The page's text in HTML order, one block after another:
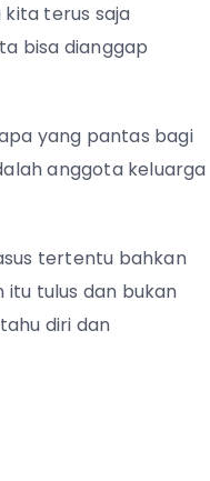
kita terus saja
bisa dianggap
yang pantas bagi
anggota keluarga
tertentu bahkan
tulus dan bukan
diri dan